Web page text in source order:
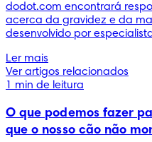
dodot.com encontrará
acerca da gravidez e da
desenvolvido por
Ler mais
Ver artigos relacionados
1 min de leitura
O que podemos fazer
que o nosso cão não